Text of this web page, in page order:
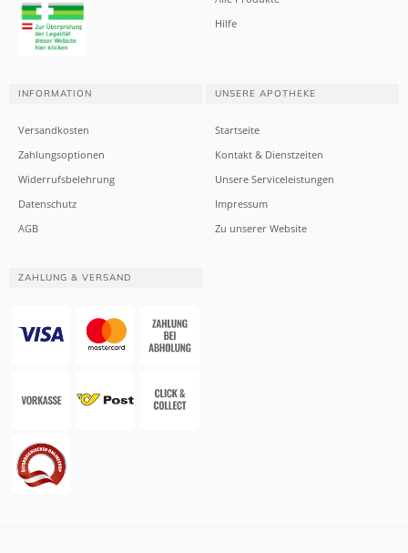
Hilfe
INFORMATION
Versandkosten
Zahlungsoptionen
Widerrufsbelehrung
Datenschutz
AGB
UNSERE APOTHEKE
Startseite
Kontakt & Dienstzeiten
Unsere Serviceleistungen
Impressum
Zu unserer Website
ZAHLUNG & VERSAND